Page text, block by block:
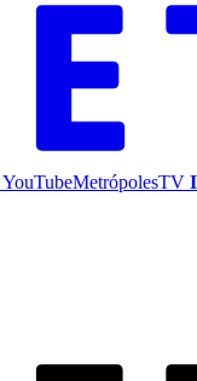
YouTubeMetrópolesTV